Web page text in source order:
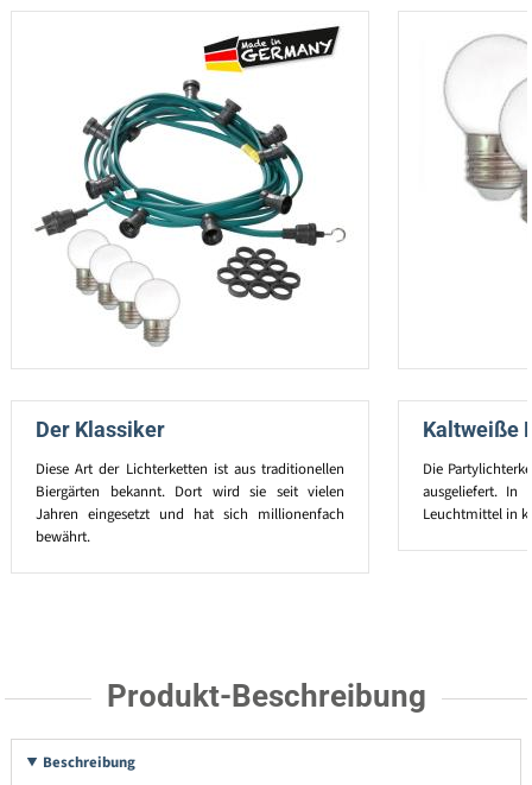
Der Klassiker
Diese Art der Lichterketten ist aus traditionellen
Biergärten bekannt. Dort wird sie seit vielen
Jahren eingesetzt und hat sich millionenfach
bewährt.
Kaltweiße
Die
ausgeliefert. In
Leuchtmittel in
Produkt-Beschreibung
Beschreibung